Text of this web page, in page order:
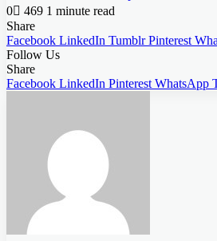
0
469 1 minute read
Share
Facebook LinkedIn Tumblr Pinterest
Follow Us
Share
Facebook LinkedIn Pinterest WhatsApp